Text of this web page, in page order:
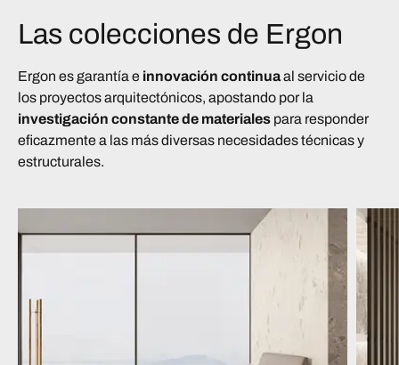
Las colecciones de Ergon
Ergon es garantía e innovación continuaal servicio de
los proyectos arquitectónicos, apostando por la
investigación constante de materiales para responder
eficazmente a las más diversas necesidades técnicas y
estructurales.